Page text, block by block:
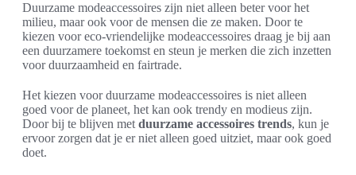
Duurzame modeaccessoires zijn niet alleen beter voor het
milieu, maar ook voor de mensen die ze maken. Door te
kiezen voor eco-vriendelijke modeaccessoires draag je bij aan
een duurzamere toekomst en steun je merken die zich inzetten
voor duurzaamheid en fairtrade.
Het kiezen voor duurzame modeaccessoires is niet alleen
goed voor de planeet, het kan ook trendy en modieus zijn.
Door bij te blijven met duurzame accessoires trends, kun je
ervoor zorgen dat je er niet alleen goed uitziet, maar ook goed
doet.